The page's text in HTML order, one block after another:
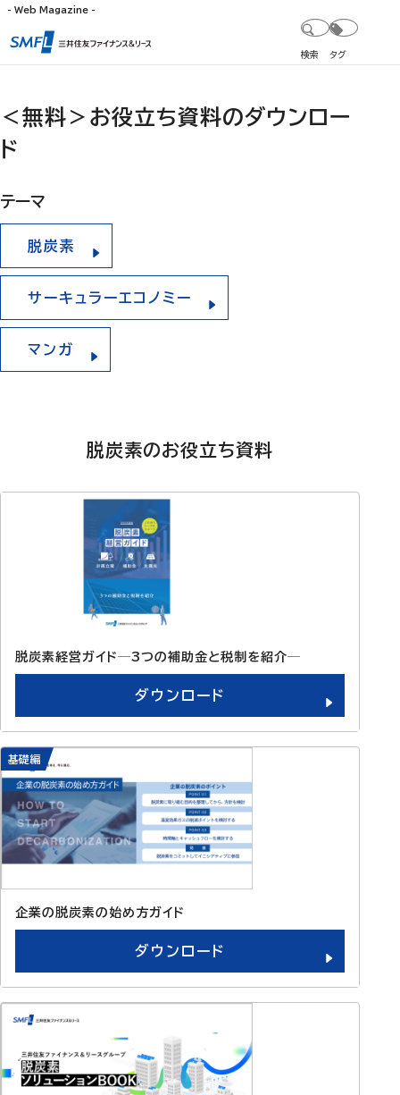
- Web Magazine -
検索 タグ
＜無料＞お役立ち資料のダウンロー
ド
テーマ
脱炭素
サーキュラーエコノミー
マンガ
脱炭素のお役立ち資料
脱炭素経営ガイド─3つの補助金と税制を紹介─
ダウンロード
基礎編
企業の脱炭素の始め方ガイド
ダウンロード